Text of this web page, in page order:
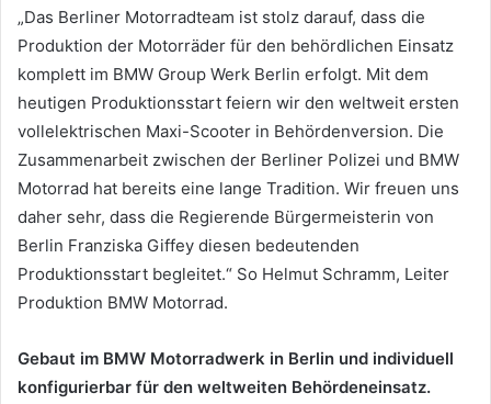
„Das Berliner Motorradteam ist stolz darauf, dass die
Produktion der Motorräder für den behördlichen Einsatz
komplett im BMW Group Werk Berlin erfolgt. Mit dem
heutigen Produktionsstart feiern wir den weltweit ersten
vollelektrischen Maxi-Scooter in Behördenversion. Die
Zusammenarbeit zwischen der Berliner Polizei und BMW
Motorrad hat bereits eine lange Tradition. Wir freuen uns
daher sehr, dass die Regierende Bürgermeisterin von
Berlin Franziska Giffey diesen bedeutenden
Produktionsstart begleitet.“ So Helmut Schramm, Leiter
Produktion BMW Motorrad.
Gebaut im BMW Motorradwerk in Berlin und individuell
konfigurierbar für den weltweiten Behördeneinsatz.